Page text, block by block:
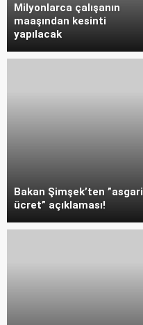
Milyonlarca çalışanın
maaşından kesinti
yapılacak
Bakan Şimşek’ten ”asgari
ücret” açıklaması!